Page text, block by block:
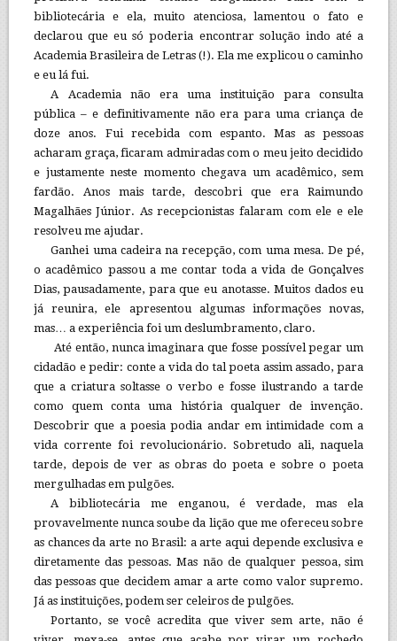
bibliotecária e ela, muito atenciosa, lamentou o fato e
declarou que eu só poderia encontrar solução indo até a
Academia Brasileira de Letras (!). Ela me explicou o caminho
e eu lá fui.
A Academia não era uma instituição para consulta
pública – e definitivamente não era para uma criança de
doze anos. Fui recebida com espanto. Mas as pessoas
acharam graça, ficaram admiradas com o meu jeito decidido
e justamente neste momento chegava um acadêmico, sem
fardão. Anos mais tarde, descobri que era Raimundo
Magalhães Júnior. As recepcionistas falaram com ele e ele
resolveu me ajudar.
Ganhei uma cadeira na recepção, com uma mesa. De pé,
o acadêmico passou a me contar toda a vida de Gonçalves
Dias, pausadamente, para que eu anotasse. Muitos dados eu
já reunira, ele apresentou algumas informações novas,
mas… a experiência foi um deslumbramento, claro.
Até então, nunca imaginara que fosse possível pegar um
cidadão e pedir: conte a vida do tal poeta assim assado, para
que a criatura soltasse o verbo e fosse ilustrando a tarde
como quem conta uma história qualquer de invenção.
Descobrir que a poesia podia andar em intimidade com a
vida corrente foi revolucionário. Sobretudo ali, naquela
tarde, depois de ver as obras do poeta e sobre o poeta
mergulhadas em pulgões.
A bibliotecária me enganou, é verdade, mas ela
provavelmente nunca soube da lição que me ofereceu sobre
as chances da arte no Brasil: a arte aqui depende exclusiva e
diretamente das pessoas. Mas não de qualquer pessoa, sim
das pessoas que decidem amar a arte como valor supremo.
Já as instituições, podem ser celeiros de pulgões.
Portanto, se você acredita que viver sem arte, não é